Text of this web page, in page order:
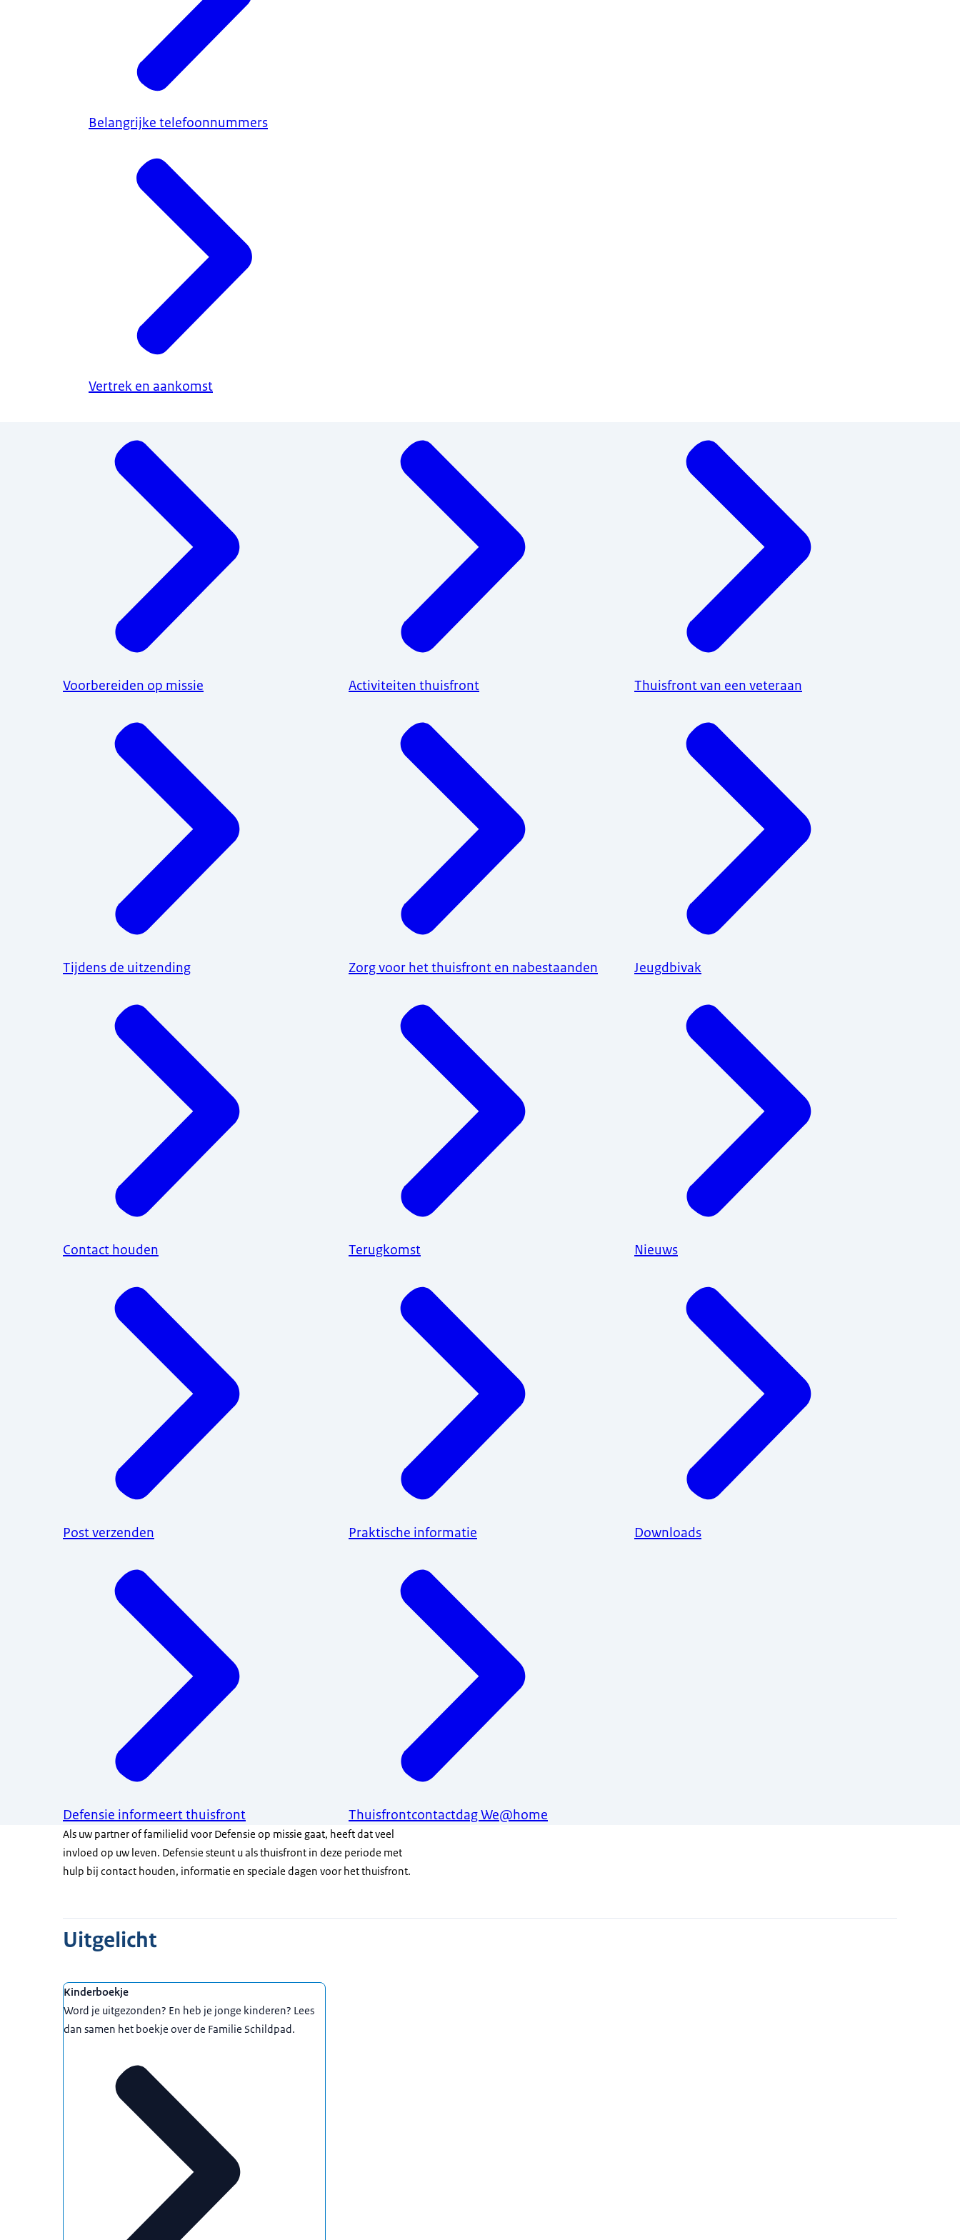
Belangrijke telefoonnummers
Vertrek en aankomst
Voorbereiden op missie
Tijdens de uitzending
Contact houden
Post verzenden
Defensie informeert thuisfront
Activiteiten thuisfront
Zorg voor het thuisfront en nabestaanden
Terugkomst
Praktische informatie
Thuisfrontcontactdag We@home
Thuisfront van een veteraan
Jeugdbivak
Nieuws
Downloads
Als uw partner of familielid voor Defensie op missie gaat, heeft dat veel
invloed op uw leven. Defensie steunt u als thuisfront in deze periode met
hulp bij contact houden, informatie en speciale dagen voor het thuisfront.
Uitgelicht
Kinderboekje
Word je uitgezonden? En heb je jonge kinderen? Lees
dan samen het boekje over de Familie Schildpad.